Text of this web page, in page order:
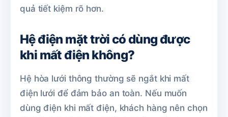
quả tiết kiệm rõ hơn.
Hệ điện mặt trời có dùng được
khi mất điện không?
Hệ hòa lưới thông thường sẽ ngắt khi mất
điện lưới để đảm bảo an toàn. Nếu muốn
dùng điện khi mất điện, khách hàng nên chọn